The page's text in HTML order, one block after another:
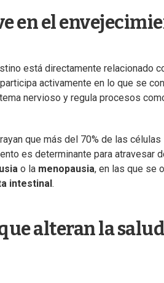
en el
está directamente relacionado
activamente en lo que se
nervioso y regula procesos
que más del 70% de las
es determinante para atravesar
o la menopausia, en las que se
intestinal .
alteran la